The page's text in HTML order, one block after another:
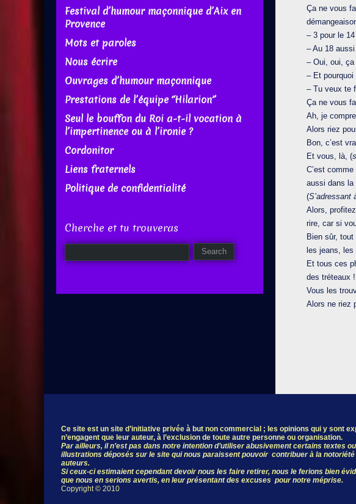
Ça ne vous
– 3 pour le
– Au 18
– Oui, oui,
– Et
– Tu veux te
Ça ne vous
Ah, je
Alors riez
Bon, c’est
Et vous, là, (
C’est
aussi dans
(
Alors,
rire, car si
Bien sûr,
les jeans,
Et tous ces
des tréteaux
Vous les
Alors ne riez
Festival d’humour maçonnique d’Aix en
Provence
Mots et paroles
Nous écrire
Ouvrages d’humour maçonnique
Prestations de l’équipe “Hilarion”
Seul le bouffon du Roi a-t-il vocation à
l’impertinence ou à l’ironie ?
Cordonitor
Liens fraternels
Politique de confidentialité
Cherche et tu trouveras
Ce site est un site d’initiative privée à but non commercial ; les opinions qui y sont
n’engagent que leur auteur, à l’exclusion de toute autre personne ou organisation.
Par ailleurs, il n’est pas dans notre intention d’utiliser abusivement certains textes
illustrations déposés sur le site qui nous paraissent pouvoir contribuer à la notoriété
auteurs.
Si ceux-ci estimaient cependant devoir nous les faire retirer, nous le ferions bien
que nous en serions avertis, en leur présentant des excuses pour notre méprise.
Copyright © 2010